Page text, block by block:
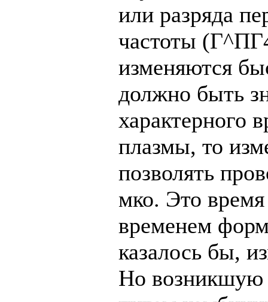
или разряда
частоты
изменяются
должно быть
характерного
плазмы, то
позволять
мко. Это
временем
казалось бы,
Но возникшую